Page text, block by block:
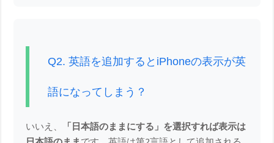
Q2. 英語を追加するとiPhoneの表示が英
語になってしまう？
いいえ、
「日本語のままにする」を選択すれば表示は